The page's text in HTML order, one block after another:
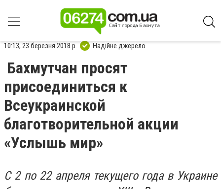
10:13, 23 березня 2018 р. Надійне джерело
Бахмутчан просят
присоединиться к
Всеукраинской
благотворительной акции
«Услышь мир»
С 2 по 22 апреля текущего года в Украине